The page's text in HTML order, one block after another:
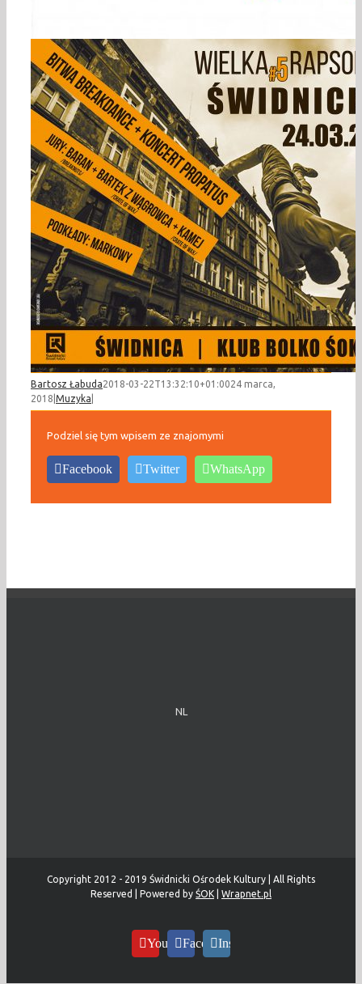
Bartosz Łabuda2018-03-22T13:32:10+01:0024 marca,
2018 Muzyka
Podziel się tym wpisem ze znajomymi
Facebook Twitter WhatsApp
NL
Copyright 2012 - 2019 Świdnicki Ośrodek Kultury | All Rights
Reserved | Powered by ŚOK Wrapnet.pl
YouTubeFacebookInstagram